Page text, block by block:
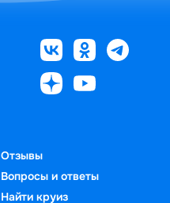
Отзывы
Вопросы и ответы
Найти круиз